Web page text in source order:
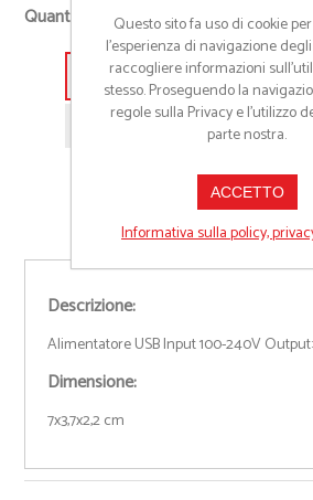
Quantità richiesta
Aggiungi alla lista preventivo
Richiedi informazioni prodotto
Descrizione:
Alimentatore USB Input 100-240V
Dimensione:
7x3,7x2,2 cm
Questo sito fa uso di cookie
l’esperienza di navigazione
raccogliere informazioni
stesso. Proseguendo la
regole sulla Privacy e l'utilizzo
parte nostra.
ACCETTO
Informativa sulla policy,